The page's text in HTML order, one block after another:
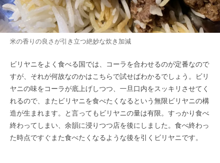
米の香りの良さが引き立つ絶妙な炊き加減
ビリヤニをよく食べる国では、コーラを合わせるのが定番なので
すが、それが何故なのかはこちらで試せばわかるでしょう。ビリ
ヤニの味をコーラが底上げしつつ、一旦口内をスッキリさせてく
れるので、またビリヤニを食べたくなるという無限ビリヤニの構
造が生まれます。と言ってもビリヤニの量は有限。すっかり食べ
終わってしまい、余韻に浸りつつ店を後にしました。食べ終わっ
た時点ですぐまた食べたくなるような後を引くビリヤニです。